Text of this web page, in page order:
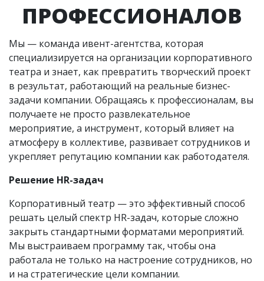
ПРОФЕССИОНАЛОВ
Мы — команда ивент-агентства, которая
специализируется на организации корпоративного
театра и знает, как превратить творческий проект
в результат, работающий на реальные бизнес-
задачи компании. Обращаясь к профессионалам, вы
получаете не просто развлекательное
мероприятие, а инструмент, который влияет на
атмосферу в коллективе, развивает сотрудников и
укрепляет репутацию компании как работодателя.
Решение HR-задач
Корпоративный театр — это эффективный способ
решать целый спектр HR-задач, которые сложно
закрыть стандартными форматами мероприятий.
Мы выстраиваем программу так, чтобы она
работала не только на настроение сотрудников, но
и на стратегические цели компании.